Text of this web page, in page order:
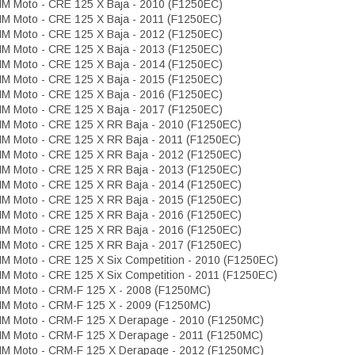
Moto - CRE 125 X Baja - 2010 (F1250EC)
Moto - CRE 125 X Baja - 2011 (F1250EC)
Moto - CRE 125 X Baja - 2012 (F1250EC)
Moto - CRE 125 X Baja - 2013 (F1250EC)
Moto - CRE 125 X Baja - 2014 (F1250EC)
Moto - CRE 125 X Baja - 2015 (F1250EC)
Moto - CRE 125 X Baja - 2016 (F1250EC)
Moto - CRE 125 X Baja - 2017 (F1250EC)
Moto - CRE 125 X RR Baja - 2010 (F1250EC)
Moto - CRE 125 X RR Baja - 2011 (F1250EC)
Moto - CRE 125 X RR Baja - 2012 (F1250EC)
Moto - CRE 125 X RR Baja - 2013 (F1250EC)
Moto - CRE 125 X RR Baja - 2014 (F1250EC)
Moto - CRE 125 X RR Baja - 2015 (F1250EC)
Moto - CRE 125 X RR Baja - 2016 (F1250EC)
Moto - CRE 125 X RR Baja - 2016 (F1250EC)
Moto - CRE 125 X RR Baja - 2017 (F1250EC)
Moto - CRE 125 X Six Competition - 2010 (F1250EC)
Moto - CRE 125 X Six Competition - 2011 (F1250EC)
Moto - CRM-F 125 X - 2008 (F1250MC)
Moto - CRM-F 125 X - 2009 (F1250MC)
Moto - CRM-F 125 X Derapage - 2010 (F1250MC)
Moto - CRM-F 125 X Derapage - 2011 (F1250MC)
Moto - CRM-F 125 X Derapage - 2012 (F1250MC)